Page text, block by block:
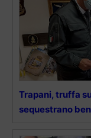
Trapani, truffa
sequestrano